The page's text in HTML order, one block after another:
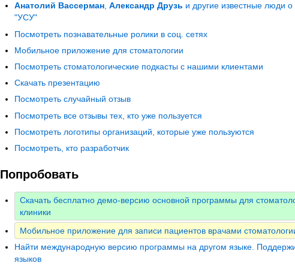
Анатолий Вассерман, Александр Друзь и другие известные люди
"УСУ"
Посмотреть познавательные ролики в соц. сетях
Мобильное приложение для стоматологии
Посмотреть стоматологические подкасты с нашими клиентами
Скачать презентацию
Посмотреть случайный отзыв
Посмотреть все отзывы тех, кто уже пользуется
Посмотреть логотипы организаций, которые уже пользуются
Посмотреть, кто разработчик
Попробовать
Скачать бесплатно демо-версию основной программы для
клиники
Мобильное приложение для записи пациентов врачами
Найти международную версию программы на другом языке.
языков